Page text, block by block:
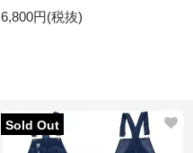
6,800円(税抜)
Sold Out